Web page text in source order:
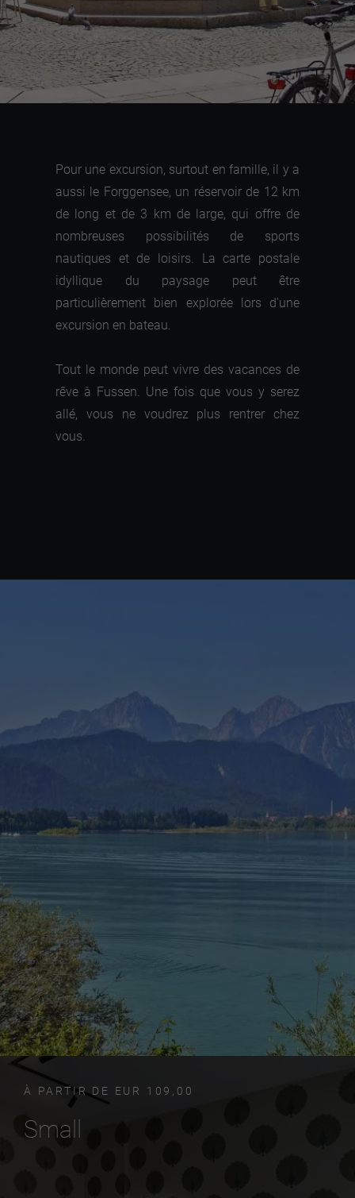
Pour une excursion, surtout en famille, il y a
aussi le Forggensee, un réservoir de 12 km
de long et de 3 km de large, qui offre de
nombreuses possibilités de sports
nautiques et de loisirs. La carte postale
idyllique du paysage peut être
particulièrement bien explorée lors d'une
excursion en bateau.
Tout le monde peut vivre des vacances de
rêve à Fussen. Une fois que vous y serez
allé, vous ne voudrez plus rentrer chez
vous.
À PARTIR DE EUR 109,00
Small